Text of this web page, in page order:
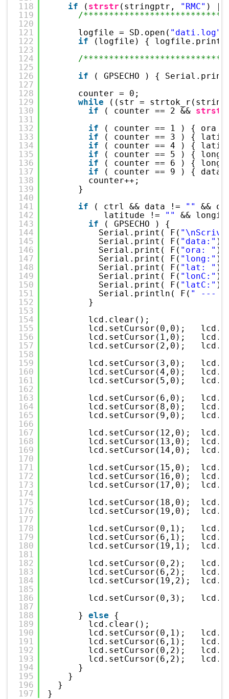
118
119
120
121
122
123
124
125
126
127
128
129
130
131
132
133
134
135
136
137
138
139
140
141
142
143
144
145
146
147
148
149
150
151
152
153
154
155
156
157
158
159
160
161
162
163
164
165
166
167
168
169
170
171
172
173
174
175
176
177
178
179
180
181
182
183
184
185
186
187
188
189
190
191
192
193
194
195
196
197
if
( strstr (stringptr, "RMC" )
/
logfile = SD.open( "dati.log"
if
(logfile) {
/
if
( GPSECHO ) {
counter = 0;
while
((str =
if
( counter == 2 && strstr
if
( counter == 1 ) { ora
if
( counter == 3 ) {
if
( counter == 4 ) {
if
( counter == 5 ) {
if
( counter == 6 ) {
if
( counter == 9 ) {
counter++;
}
if
( ctrl && data != ""
&&
latitude !=
""
&&
if
( GPSECHO ) {
Serial.print( F(
Serial.print( F( "data:" )
Serial.print( F( "ora: " )
Serial.print( F( "long:" )
Serial.print( F( "lat: " )
Serial.print( F( "lonC:" )
Serial.print( F( "latC:" )
Serial.println( F( " ---
}
lcd.clear();
lcd.setCursor(0,0);
lcd.setCursor(1,0);
lcd.setCursor(2,0);
lcd.setCursor(3,0);
lcd.setCursor(4,0);
lcd.setCursor(5,0);
lcd.setCursor(6,0);
lcd.setCursor(8,0);
lcd.setCursor(9,0);
lcd.setCursor(12,0);
lcd.setCursor(13,0);
lcd.setCursor(14,0);
lcd.setCursor(15,0);
lcd.setCursor(16,0);
lcd.setCursor(17,0);
lcd.setCursor(18,0);
lcd.setCursor(19,0);
lcd.setCursor(0,1);
lcd.setCursor(6,1);
lcd.setCursor(19,1);
lcd.setCursor(0,2);
lcd.setCursor(6,2);
lcd.setCursor(19,2);
lcd.setCursor(0,3);
} else
{
lcd.clear();
lcd.setCursor(0,1);
lcd.setCursor(6,1);
lcd.setCursor(0,2);
lcd.setCursor(6,2);
}
}
}
}